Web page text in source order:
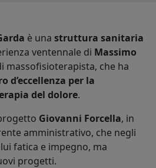
è una struttura sanitaria
ventennale di Massimo
massofisioterapista, che ha
d’eccellenza per la
del dolore.
Giovanni Forcella, in
amministrativo, che negli
fatica e impegno, ma
progetti.